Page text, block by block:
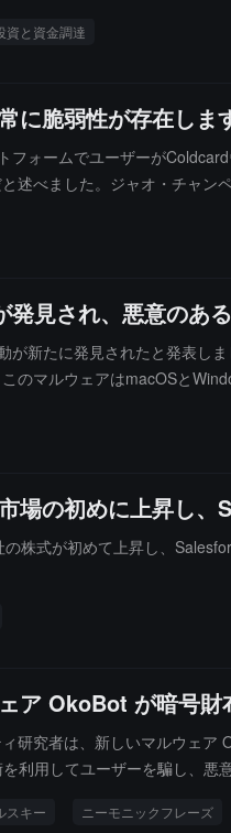
ユタ州にあるCopper One
資と資金調達
に脆弱性が存在し
ォームでユーザーが
述べました。ジャオ・チャ
れているColdcard関連の攻
見され、悪意のあ
新たに発見されたと発表し
のマルウェアはmacOSと
、検証されていないアプリ
場の初めに上昇し、
株式が初めて上昇し、
ア OkoBot が暗号
研究者は、新しいマルウェ
利用してユーザーを騙し、
ます；OkoSpyware は財布
スキー ニーモニックフレーズ